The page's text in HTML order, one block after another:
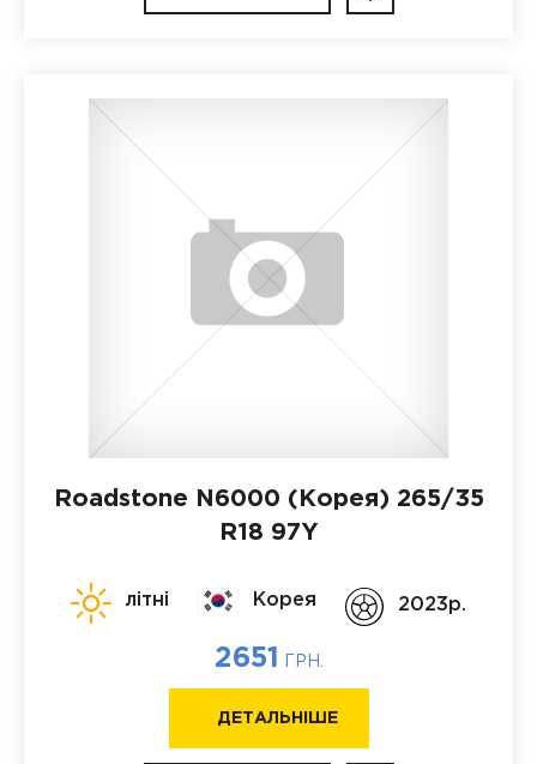
Roadstone N6000 (Корея) 265/35
R18 97Y
літні Корея 2023p.
2651 ГРН.
ДЕТАЛЬНІШЕ